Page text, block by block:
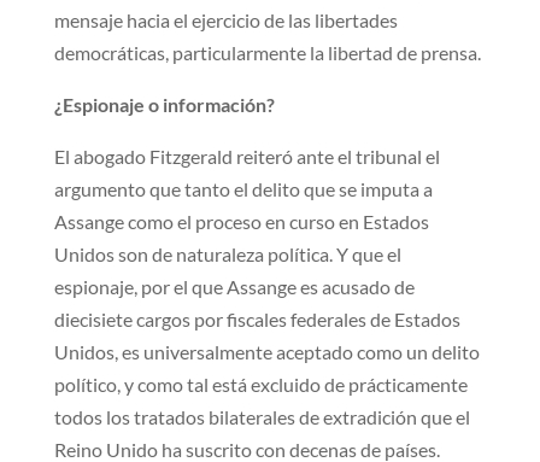
mensaje hacia el ejercicio de las libertades
democráticas, particularmente la libertad de prensa.
¿Espionaje o información?
El abogado Fitzgerald reiteró ante el tribunal el
argumento que tanto el delito que se imputa a
Assange como el proceso en curso en Estados
Unidos son de naturaleza política. Y que el
espionaje, por el que Assange es acusado de
diecisiete cargos por fiscales federales de Estados
Unidos, es universalmente aceptado como un delito
político, y como tal está excluido de prácticamente
todos los tratados bilaterales de extradición que el
Reino Unido ha suscrito con decenas de países.